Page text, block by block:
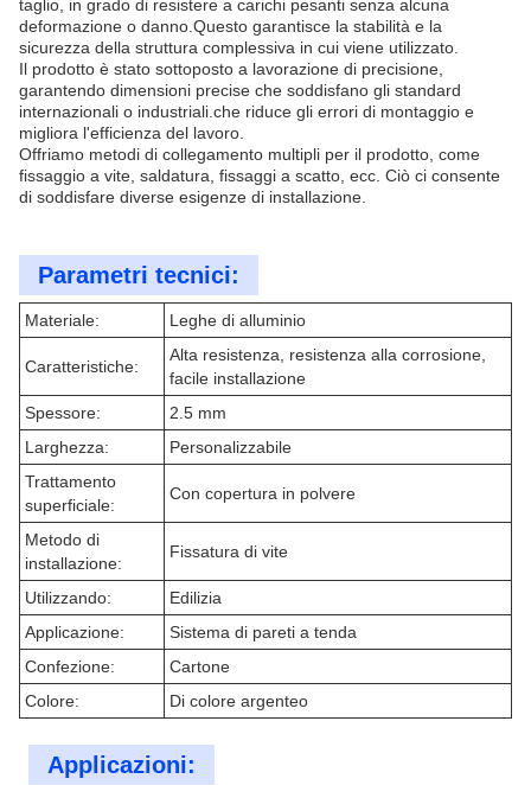
taglio, in grado di resistere a carichi pesanti senza alcuna
deformazione o danno.Questo garantisce la stabilità e la
sicurezza della struttura complessiva in cui viene utilizzato.
Il prodotto è stato sottoposto a lavorazione di precisione,
garantendo dimensioni precise che soddisfano gli standard
internazionali o industriali.che riduce gli errori di montaggio e
migliora l'efficienza del lavoro.
Offriamo metodi di collegamento multipli per il prodotto, come
fissaggio a vite, saldatura, fissaggi a scatto, ecc. Ciò ci consente
di soddisfare diverse esigenze di installazione.
Parametri tecnici:
Materiale: Leghe di alluminio
Caratteristiche:
Alta resistenza, resistenza alla corrosione,
facile installazione
Spessore:
2.5 mm
Larghezza:
Personalizzabile
Trattamento
superficiale:
Con copertura in polvere
Metodo di
installazione:
Fissatura di vite
Utilizzando:
Edilizia
Applicazione:
Sistema di pareti a tenda
Confezione:
Cartone
Colore:
Di colore argenteo
Applicazioni: